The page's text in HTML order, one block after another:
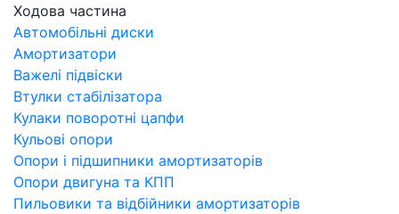
Ходова частина
Автомобільні диски
Амортизатори
Важелі підвіски
Втулки стабілізатора
Кулаки поворотні цапфи
Кульові опори
Опори і підшипники амортизаторів
Опори двигуна та КПП
Пильовики та відбійники амортизаторів